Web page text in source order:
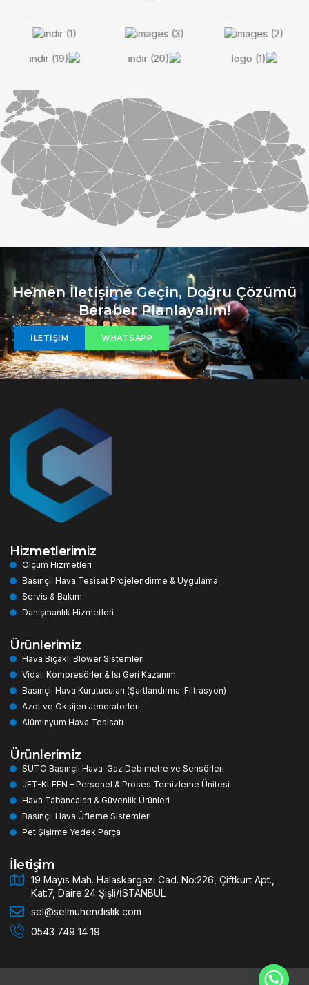
Hemen İletişime Geçin, Doğru Çözümü
Beraber Planlayalım!
İLETIŞIM WHATSAPP
Hizmetlerimiz
Ölçüm Hizmetleri
Basınçlı Hava Tesisat Projelendirme & Uygulama
Servis & Bakım
Danışmanlık Hizmetleri
Ürünlerimiz
Hava Bıçaklı Blower Sistemleri
Vidalı Kompresörler & Isı Geri Kazanım
Basınçlı Hava Kurutucuları (Şartlandırma-Filtrasyon)
Azot ve Oksijen Jeneratörleri
Alüminyum Hava Tesisatı
Ürünlerimiz
SUTO Basınçlı Hava-Gaz Debimetre ve Sensörleri
JET-KLEEN – Personel & Proses Temizleme Ünitesi
Hava Tabancaları & Güvenlik Ürünleri
Basınçlı Hava Üfleme Sistemleri
Pet Şişirme Yedek Parça
İletişim
19 Mayıs Mah. Halaskargazi Cad. No:226, Çiftkurt Apt.,
Kat:7, Daire:24 Şişli/İSTANBUL
sel@selmuhendislik.com
0543 749 14 19